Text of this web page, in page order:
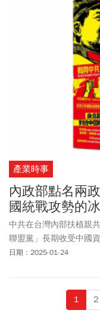
產業時事
內政部點名兩
國統戰攻勢的
中共在台灣內部扶植親
聯盟黨」長期收受中國
部隊，因此向憲法法庭
究發現，中國透過收買
中國籍配偶、原住民、
日期：2025-01-24
1 2